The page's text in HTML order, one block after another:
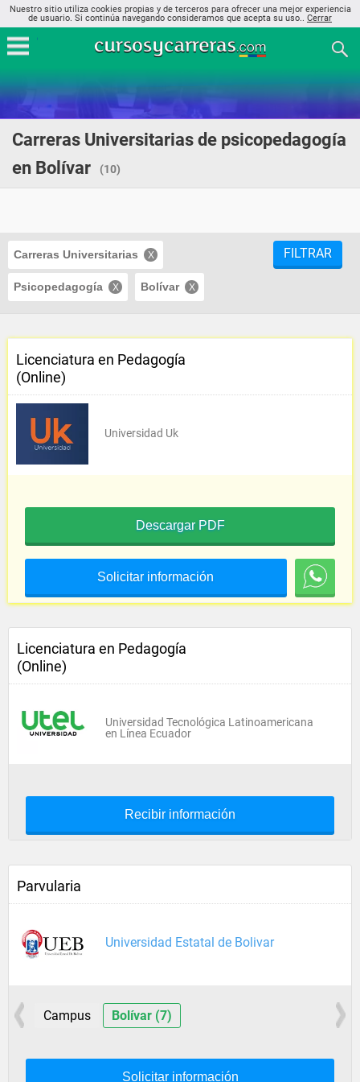
Nuestro sitio utiliza cookies propias y de terceros para ofrecer una mejor experiencia
de usuario. Si continúa navegando consideramos que acepta su uso.. Cerrar
Carreras Universitarias de psicopedagogía
en Bolívar
(10)
Carreras Universitarias
Psicopedagogía Bolívar
FILTRAR
Licenciatura en Pedagogía
(Online)
Universidad Uk
Descargar PDF
Solicitar información
Licenciatura en Pedagogía
(Online)
Universidad Tecnológica Latinoamericana
en Línea Ecuador
Recibir información
Parvularia
Universidad Estatal de Bolivar
Campus Bolívar (7)
Solicitar información